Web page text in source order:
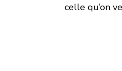
celle qu’on